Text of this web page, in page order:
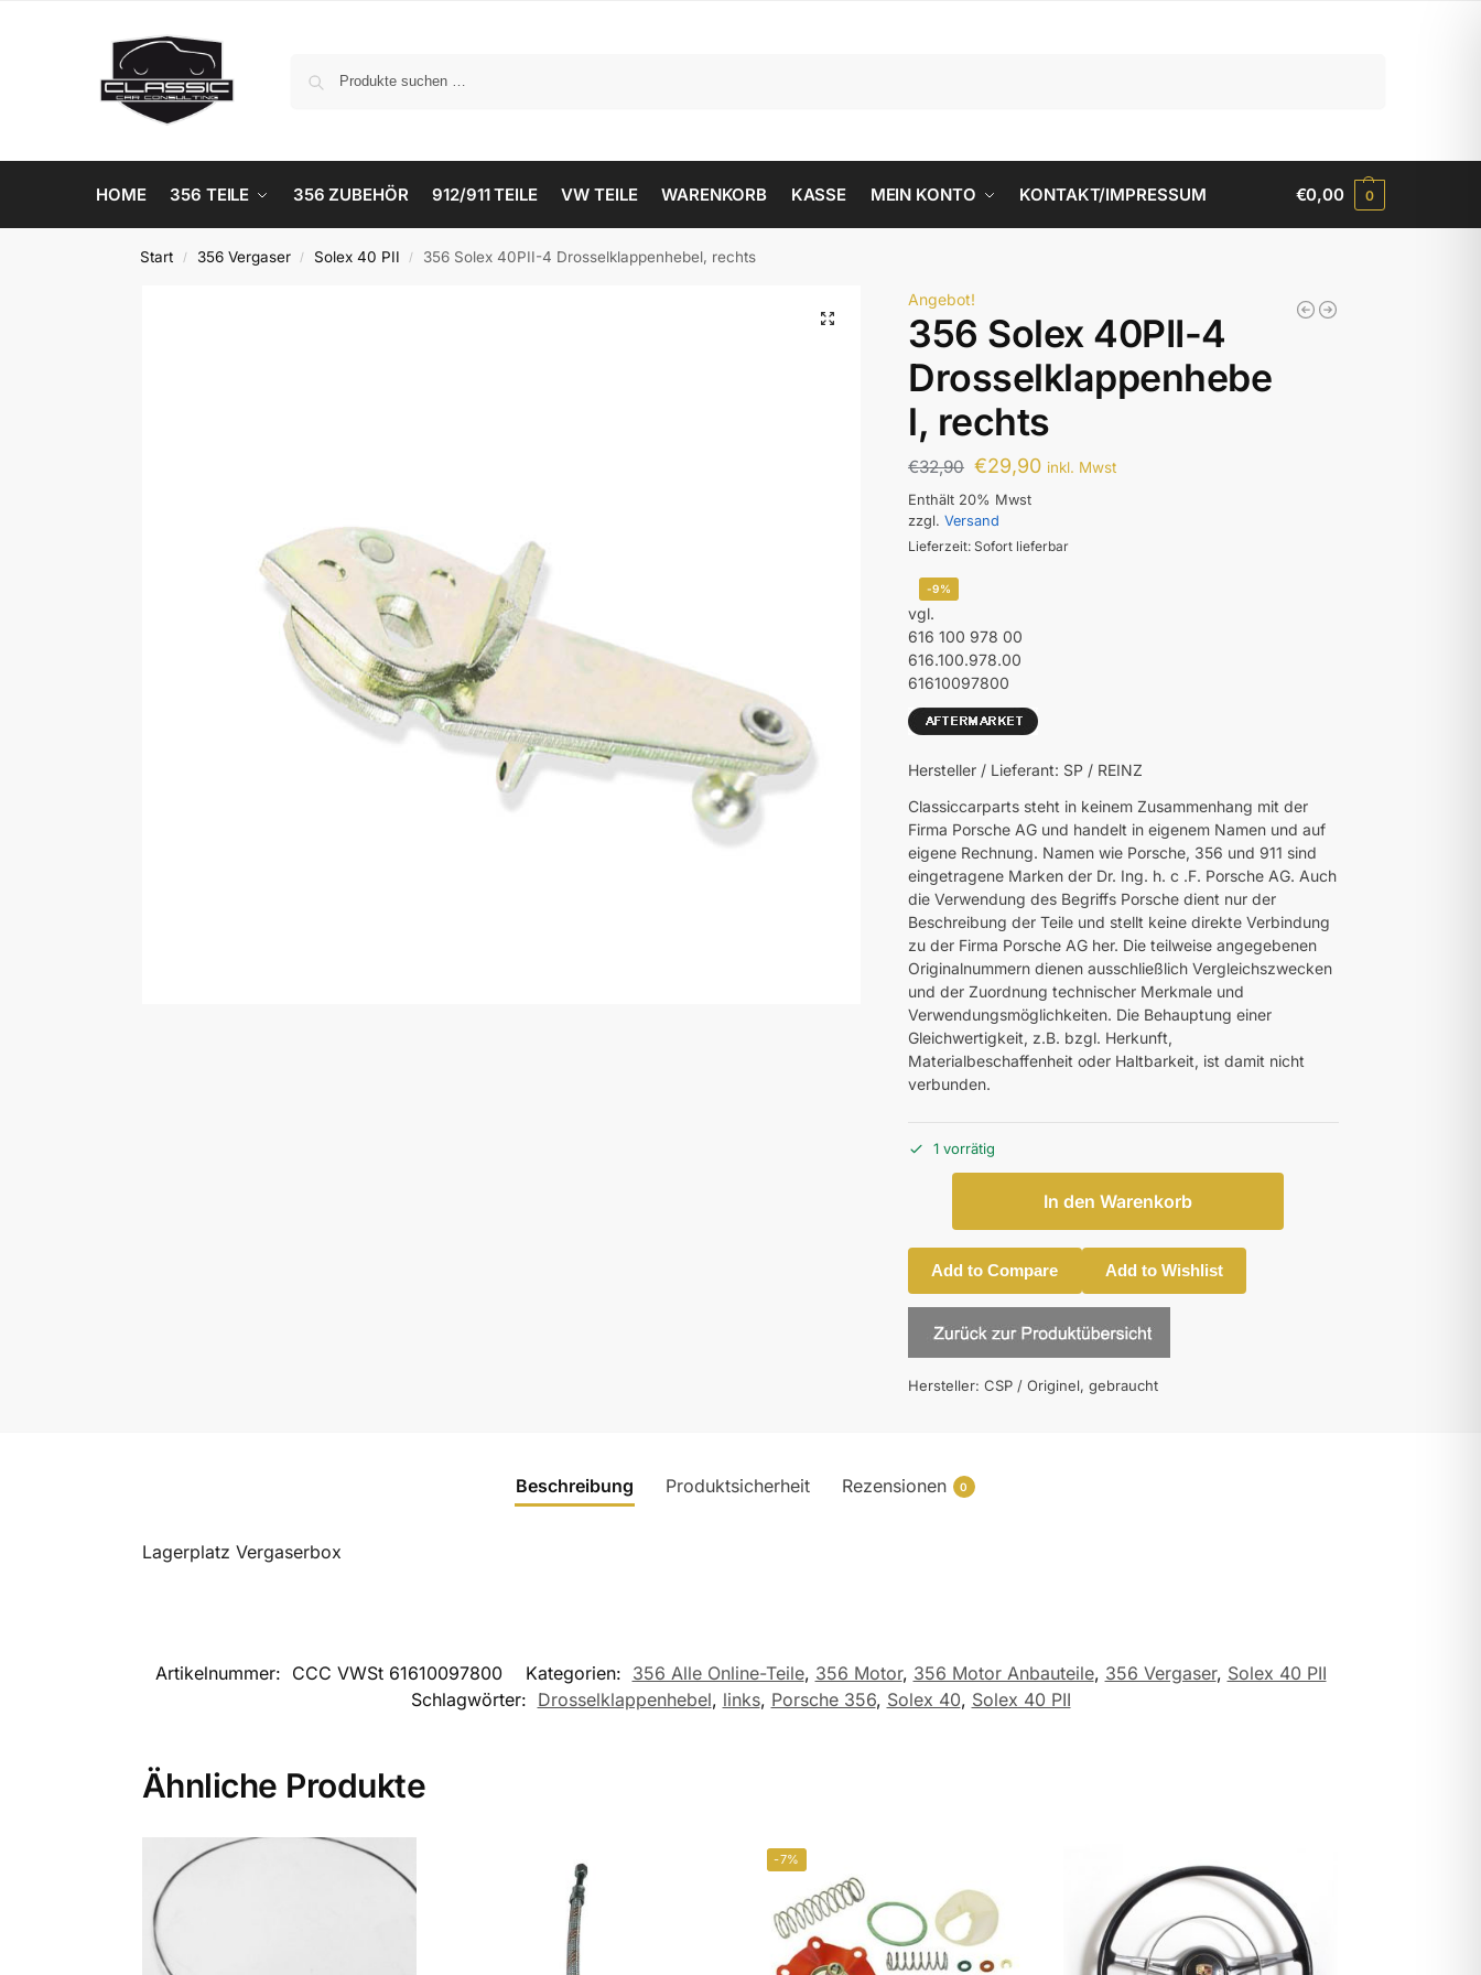
HOME 356 TEILE 356 ZUBEHÖR 912/911 TEILE VW TEILE WARENKORB KASSE MEIN KONTO KONTAKT/IMPRESSUM €0,00 0
Start / 356 Vergaser / Solex 40 PII / 356 Solex 40PII-4 Drosselklappenhebel, rechts
Angebot!
356 Solex 40PII-4
Drosselklappenhebe
l, rechts
€32,90 €29,90 inkl. Mwst
Enthält 20% Mwst
zzgl.Versand
Lieferzeit: Sofort lieferbar
-9%
vgl.
616 100 978 00
616.100.978.00
61610097800
Hersteller / Lieferant: SP / REINZ
Classiccarparts steht in keinem Zusammenhang mit der
Firma Porsche AG und handelt in eigenem Namen und auf
eigene Rechnung. Namen wie Porsche, 356 und 911 sind
eingetragene Marken der Dr. Ing. h. c .F. Porsche AG. Auch
die Verwendung des Begriffs Porsche dient nur der
Beschreibung der Teile und stellt keine direkte Verbindung
zu der Firma Porsche AG her. Die teilweise angegebenen
Originalnummern dienen ausschließlich Vergleichszwecken
und der Zuordnung technischer Merkmale und
Verwendungsmöglichkeiten. Die Behauptung einer
Gleichwertigkeit, z.B. bzgl. Herkunft,
Materialbeschaffenheit oder Haltbarkeit, ist damit nicht
verbunden.
1 vorrätig
In den Warenkorb
Add to Compare Add to Wishlist
Hersteller:CSP / Originel, gebraucht
Beschreibung Produktsicherheit Rezensionen 0
Lagerplatz Vergaserbox
Artikelnummer: CCC VWSt 61610097800 Kategorien: 356 Alle Online-Teile, 356 Motor, 356 Motor Anbauteile, 356 Vergaser, Solex 40 PII
Schlagwörter: Drosselklappenhebel, links, Porsche 356, Solex 40, Solex 40 PII
Ähnliche Produkte
-7%